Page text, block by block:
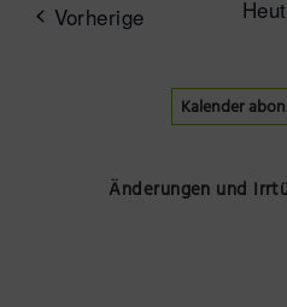
Präsenzstelle Prignitz
Museum Neuruppin
Vorherige
Kalender
Änderungen und